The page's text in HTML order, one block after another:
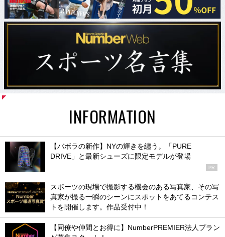
INFORMATION
【バボラの新作】NYの輝きを纏う。「PURE
DRIVE」と最新シューズに限定モデルが登場
PR
スポーツの現場で撮影する機会のある写真家、その写
真家が撮る一瞬のシーンにスポットをあてるコンテス
トを開催します。作品受付中！
【同僚や仲間とお得に】NumberPREMIER法人プラン